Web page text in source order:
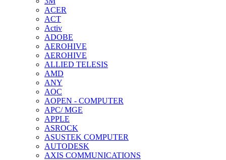
ACER
ACT
Activ
ADOBE
AEROHIVE
AEROHIVE
ALLIED TELESIS
AMD
ANY
AOC
AOPEN - COMPUTER
APC/ MGE
APPLE
ASROCK
ASUSTEK COMPUTER
AUTODESK
AXIS COMMUNICATIONS